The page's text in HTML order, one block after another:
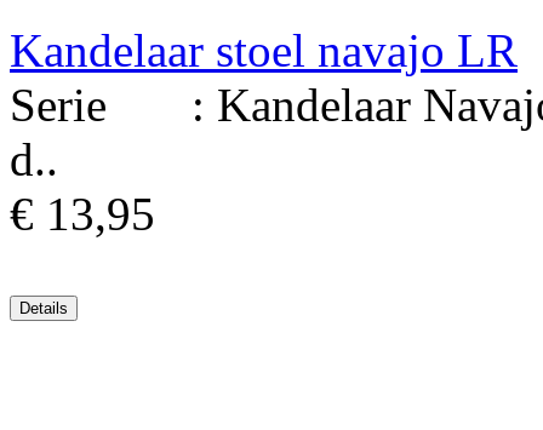
Kandelaar stoel navajo LR
Serie : Kandelaar
d..
€ 13,95